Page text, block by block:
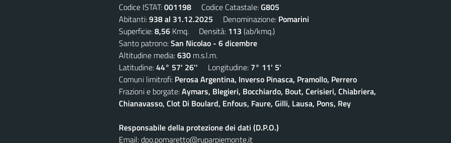
Codice ISTAT:001198 Codice Catastale:G805
Abitanti:938 al 31.12.2025 Denominazione: Pomarini
Superficie:8,56 Kmq. Densità: 113 (ab/kmq.)
Santo patrono:San Nicolao - 6 dicembre
Altitudine media:630 m.s.l.m.
Latitudine:44° 57' 26'' Longitudine: 7° 11' 5'
Comuni limitrofi: Perosa Argentina, Inverso Pinasca, Pramollo, Perrero
Frazioni e borgate:Aymars, Blegieri, Bocchiardo, Bout, Cerisieri, Chiabriera,
Chianavasso, Clot Di Boulard, Enfous, Faure, Gilli, Lausa, Pons, Rey
Responsabile della protezione dei dati (D.P.O.)
Email:dpo.pomaretto@ruparpiemonte.it